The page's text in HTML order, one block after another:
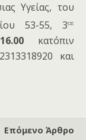
Υγείας, του
53-55, 3ος
16.00κατόπιν
και
Επόμενο Άρθρο